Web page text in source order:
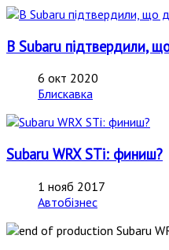
В Subaru підтвердили,
6 окт 2020
Блискавка
Subaru WRX STi: финиш?
1 нояб 2017
Автобізнес